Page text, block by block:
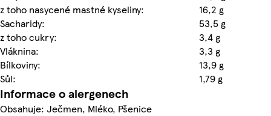
z toho nasycené mastné kyseliny:
16,2 g
Sacharidy:
53,5 g
z toho cukry:
3,4 g
Vláknina:
3,3 g
Bílkoviny:
13,9 g
Sůl:
1,79 g
Informace o alergenech
Obsahuje: Ječmen, Mléko, Pšenice